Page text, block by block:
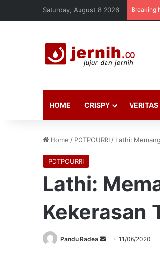
Saturday, August 8 2026 Breaking
HOME CRISPY VERITAS
Home / POTPOURRI / Lathi:
POTPOURRI
Lathi:
Kekerasan
Pandu Radea
Send11/06/2020